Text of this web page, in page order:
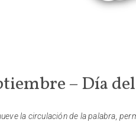
– Día
la circulación de la palabra,